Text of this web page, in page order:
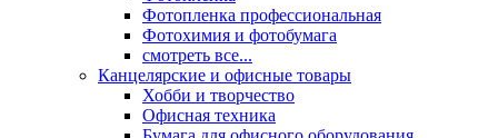
Фотопленка профессиональная
Фотохимия и фотобумага
смотреть все...
Канцелярские и офисные товары
Хобби и творчество
Офисная техника